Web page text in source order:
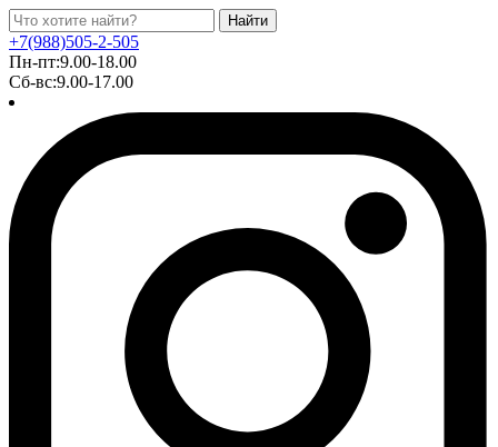
Найти
+7(988)505-2-505
Пн-пт:9.00-18.00
Сб-вс:9.00-17.00